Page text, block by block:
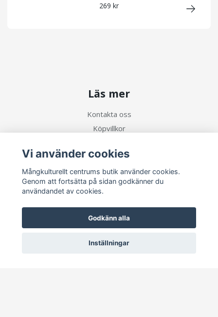
269 kr
Läs mer
Kontakta oss
Köpvillkor
Sociala medier
Prenumerera på vårt nyhetsbrev
Vi använder cookies
Mångkulturellt centrums butik använder cookies.
Genom att fortsätta på sidan godkänner du
användandet av cookies.
Godkänn alla
Inställningar